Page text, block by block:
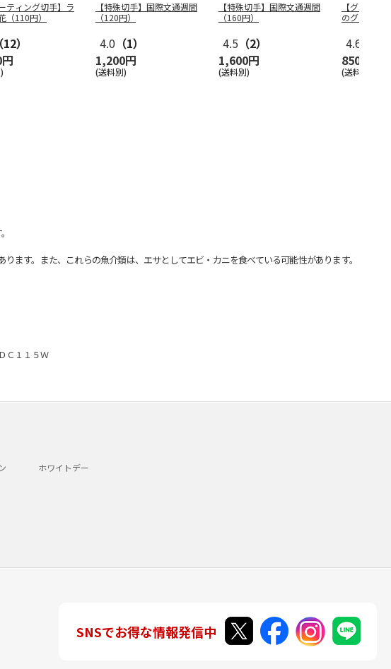
ティング切手】ラ
（110円）
（12）
【特殊切手】国際文通週間
（120円）
4.0 （1）
1,200円
(送料別)
【特殊切手】国際文通週間
（160円）
4.5 （2）
1,600円
(送料別)
【グリーテ
のグリーテ
4.6
850円
(送料別)
す。また、これらの魚介類は、エサとしてエビ・カニを食べている可能性があります。
Ｃ１１５Ｗ
ホワイトデー
SNSでお得な情報発信中